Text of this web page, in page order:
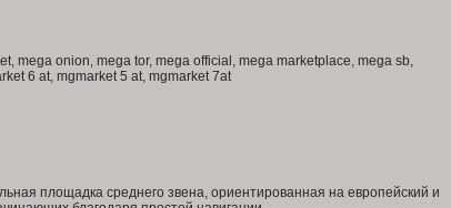
mega onion, mega tor, mega official, mega marketplace, mega sb,
6 at, mgmarket 5 at, mgmarket 7at
площадка среднего звена, ориентированная на европейский и